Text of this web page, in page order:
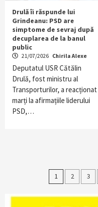
Drulă îi răspunde lui
Grindeanu: PSD are
simptome de sevraj după
decuplarea de la banul
public
21/07/2026 Chirila Alexe
Deputatul USR Cătălin
Drulă, fost ministru al
Transporturilor, a reacționat
marți la afirmațiile liderului
PSD,…
1 2 3